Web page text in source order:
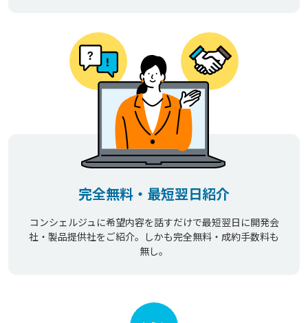
完全無料・最短翌日紹介
コンシェルジュに希望内容を話すだけで最短翌日に開発会
社・製品提供社をご紹介。しかも完全無料・成約手数料も
無し。